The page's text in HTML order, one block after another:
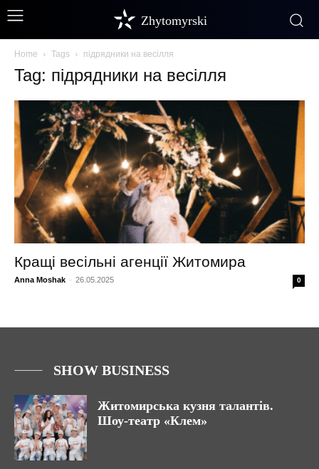
Zhytomyrski
Home Tags підрядники на весілля
Tag: підрядники на весілля
Кращі весільні агенції Житомира
Anna Moshak - 26.05.2025 0
SHOW BUSINESS
Житомирська кузня талантів.
Шоу-театр «Клем»